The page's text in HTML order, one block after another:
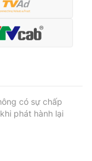
có sự chấp
phát hành lại